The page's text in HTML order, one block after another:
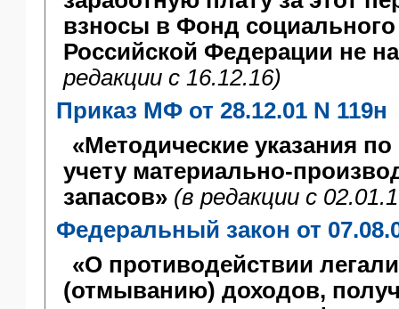
взносы в Фонд социального
Российской Федерации не
редакции c 16.12.16)
Приказ МФ от 28.12.01 N 119н
«Методические указания по
учету материально-
запасов» (в редакции c
Федеральный закон от
«О противодействии
(отмыванию) доходов,